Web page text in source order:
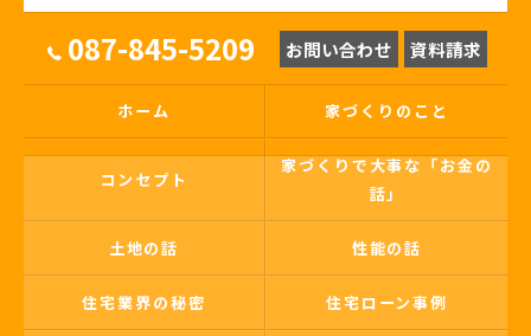
087-845-5209 お問い合わせ 資料請求
ホーム 家づくりのこと
コンセプト
家づくりで大事な「お金の
話」
土地の話 性能の話
住宅業界の秘密 住宅ローン事例